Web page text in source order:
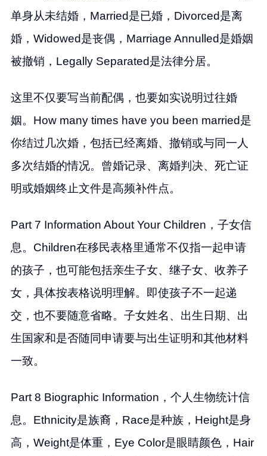
单身从未结婚，Married是已婚，Divorced是离
婚，Widowed是丧偶，Marriage Annulled是婚姻
被撤销，Legally Separated是法律分居。
这里不仅要写当前配偶，也要如实说明过往婚
姻。How many times have you been married是
你结过几次婚，包括已经离婚、撤销或与同一人
多次结婚的情况。曾婚记录、离婚判决、死亡证
明或婚姻终止文件是高频补件点。
Part 7 Information About Your Children，子女信
息。Children在移民表格里通常不仅指一起申请
的孩子，也可能包括亲生子女、继子女、收养子
女，具体按表格说明理解。即使孩子不一起递
交，也不要随意省略。子女姓名、出生日期、出
生国家和是否随同申请要与出生证明和其他材料
一致。
Part 8 Biographic Information，个人生物统计信
息。Ethnicity是族裔，Race是种族，Height是身
高，Weight是体重，Eye Color是眼睛颜色，Hair